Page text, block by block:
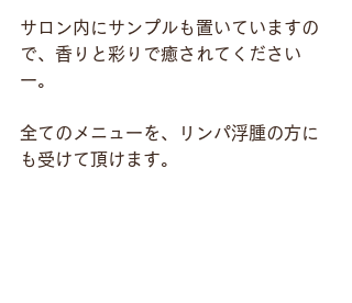
サロン内にサンプルも置いていますの
で、香りと彩りで癒されてください
ー。
全てのメニューを、リンパ浮腫の方に
も受けて頂けます。